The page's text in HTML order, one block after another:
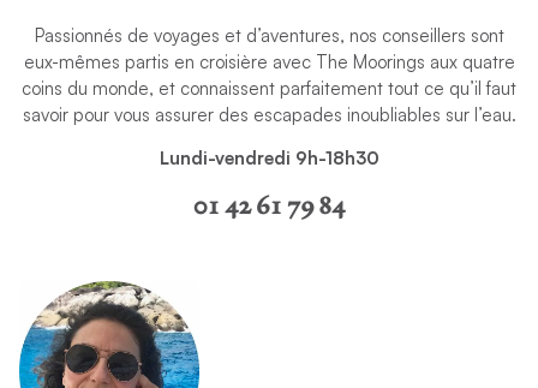
Passionnés de voyages et d’aventures, nos conseillers sont
eux-mêmes partis en croisière avec The Moorings aux quatre
coins du monde, et connaissent parfaitement tout ce qu’il faut
savoir pour vous assurer des escapades inoubliables sur l’eau.
Lundi-vendredi 9h-18h30
01 42 61 79 84